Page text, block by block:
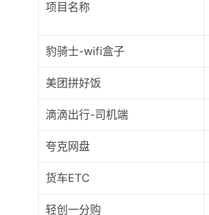
项目名称
豹骑士-wifi盒子
美团拼好饭
滴滴出行-司机端
夸克网盘
货车ETC
轻创一分购